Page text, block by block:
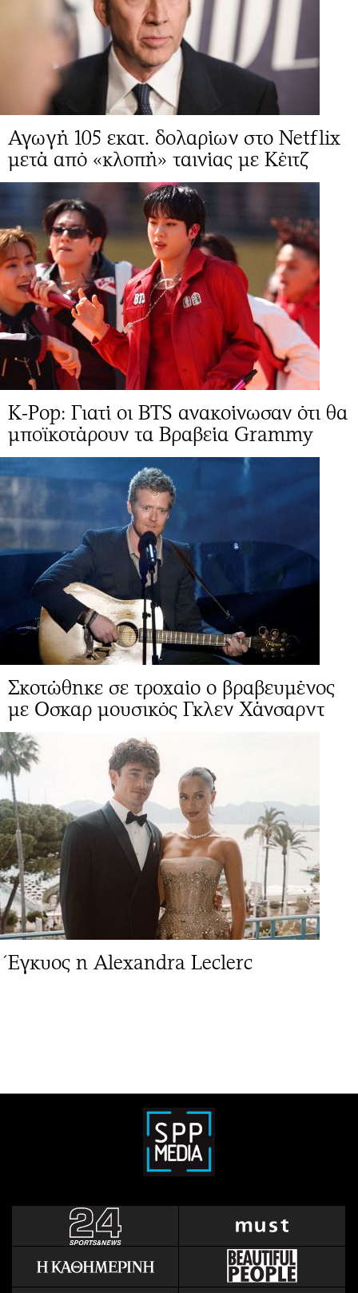
Αγωγή 105 εκατ. δολαρίων στο Netflix
μετά από «κλοπή» ταινίας με Κέιτζ
K-Pop: Γιατί οι BTS ανακοίνωσαν ότι θα
μποϊκοτάρουν τα Βραβεία Grammy
Σκοτώθηκε σε τροχαίο ο βραβευμένος
με Οσκαρ μουσικός Γκλεν Χάνσαρντ
Έγκυος η Alexandra Leclerc